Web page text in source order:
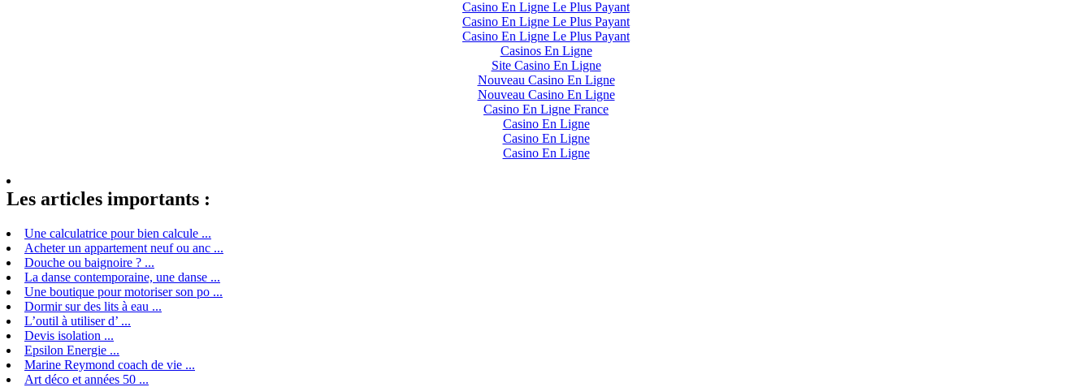
Casino En Ligne Le Plus Payant
Casino En Ligne Le Plus Payant
Casino En Ligne Le Plus Payant
Casinos En Ligne
Site Casino En Ligne
Nouveau Casino En Ligne
Nouveau Casino En Ligne
Casino En Ligne France
Casino En Ligne
Casino En Ligne
Casino En Ligne
Les articles importants :
Une calculatrice pour bien calcule ...
Acheter un appartement neuf ou anc ...
Douche ou baignoire ? ...
La danse contemporaine, une danse ...
Une boutique pour motoriser son po ...
Dormir sur des lits à eau ...
L’outil à utiliser d’ ...
Devis isolation ...
Epsilon Energie ...
Marine Reymond coach de vie ...
Art déco et années 50 ...